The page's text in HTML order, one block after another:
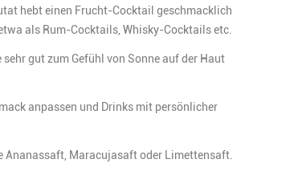
hebt einen Frucht-Cocktail geschmacklich
als Rum-Cocktails, Whisky-Cocktails etc.
gut zum Gefühl von Sonne auf der Haut
anpassen und Drinks mit persönlicher
Maracujasaft oder Limettensaft.